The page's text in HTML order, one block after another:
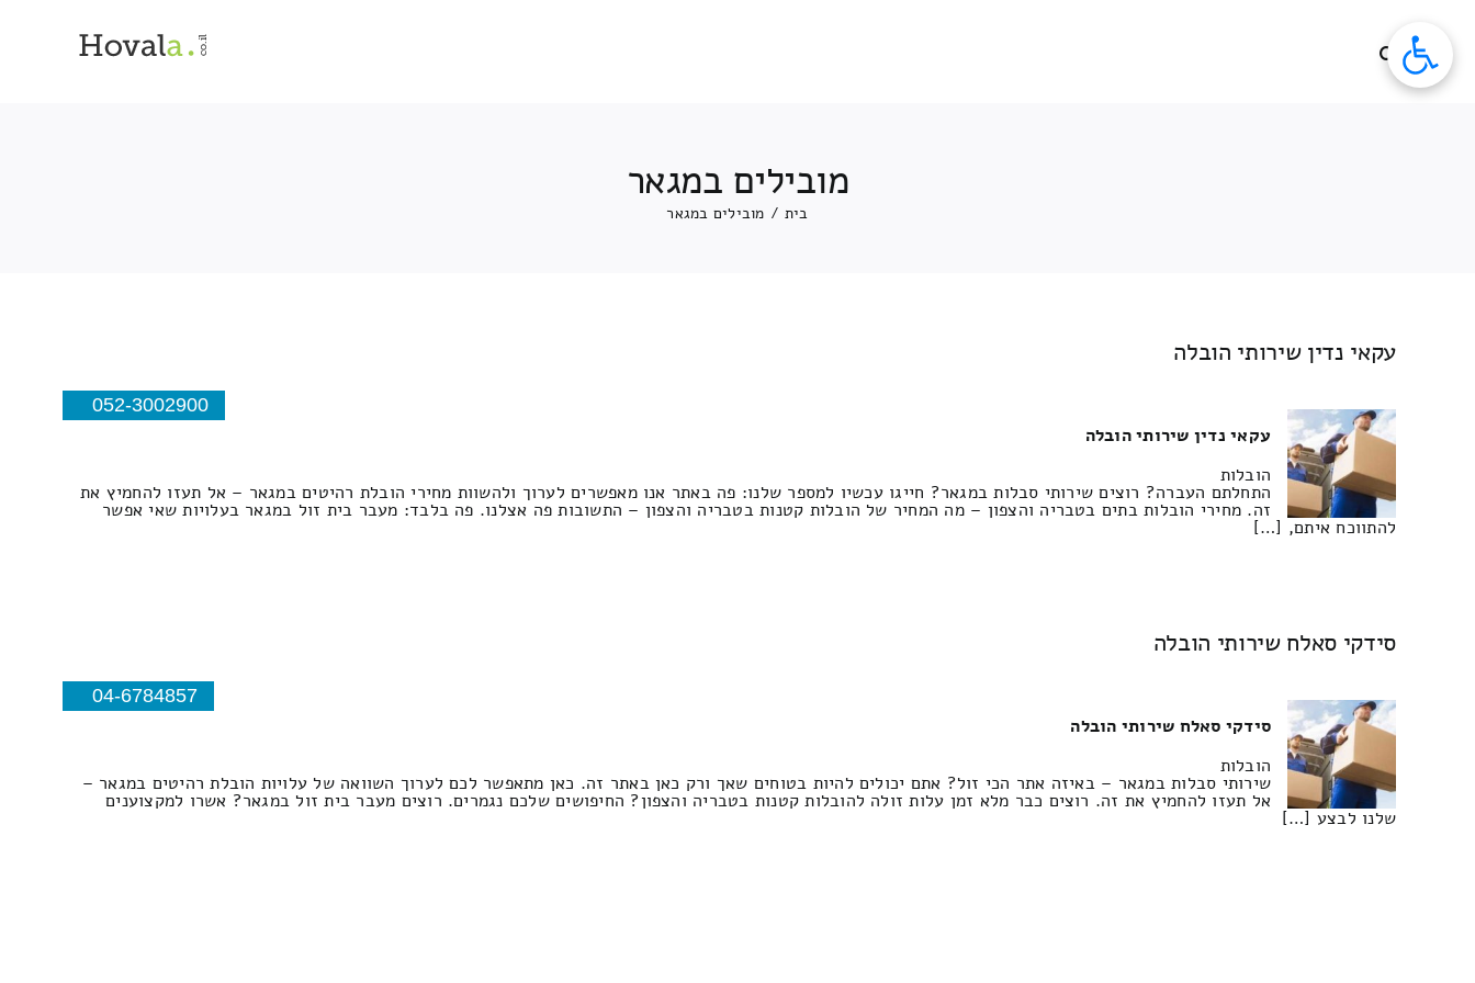
מובילים במגאר
בית / מובילים במגאר
עקאי נדין שירותי הובלה
052-3002900
עקאי נדין שירותי הובלה
הובלות
התחלתם העברה? רוצים שירותי סבלות במגאר? חייגו עכשיו למספר שלנו: פה באתר אנו מאפשרים לערוך ולהשוות מחירי הובלת רהיטים במגאר – אל תעזו להחמיץ את
זה. מחירי הובלות בתים בטבריה והצפון – מה המחיר של הובלות קטנות בטבריה והצפון – התשובות פה אצלנו. פה בלבד: מעבר בית זול במגאר בעלויות שאי אפשר
להתווכח איתם, […]
סידקי סאלח שירותי הובלה
04-6784857
סידקי סאלח שירותי הובלה
הובלות
שירותי סבלות במגאר – באיזה אתר הכי זול? אתם יכולים להיות בטוחים שאך ורק כאן באתר זה. כאן מתאפשר לכם לערוך השוואה של עלויות הובלת רהיטים במגאר –
אל תעזו להחמיץ את זה. רוצים כבר מלא זמן עלות זולה להובלות קטנות בטבריה והצפון? החיפושים שלכם נגמרים. רוצים מעבר בית זול במגאר? אשרו למקצוענים
שלנו לבצע […]